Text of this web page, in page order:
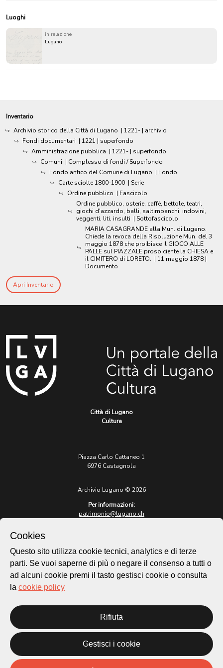
Luoghi
in relazione
Lugano
Inventario
Archivio storico della Città di Lugano | 1221- | archivio
Fondi documentari | 1221 | superfondo
Amministrazione pubblica | 1221- | superfondo
Comuni | Complesso di fondi / Superfondo
Fondo antico del Comune di Lugano | Fondo
Carte sciolte 1800-1900 | Serie
Ordine pubblico | Fascicolo
Ordine pubblico, osterie, caffè, bettole, teatri,
giochi d'azzardo, balli, saltimbanchi, indovini,
veggenti, liti, insulti | Sottofascicolo
MARIA CASAGRANDE alla Mun. di Lugano.
Chiede la revoca della Risoluzione Mun. del 3
maggio 1878 che proibisce il GIOCO ALLE
PALLE sul PIAZZALE prospiciente la CHIESA e
il CIMITERO di LORETO. | 11 maggio 1878 |
Documento
Apri Inventario
Città di Lugano
Cultura
Piazza Carlo Cattaneo 1
6976 Castagnola
Archivio Lugano © 2026
Per informazioni:
patrimonio@lugano.ch
lugano.ch
Cookie policy
Homepage
Temi
Mappa
Novità
Progetti
Cookies
Questo sito utilizza cookie tecnici, analytics e di terze
parti. Se vuoi saperne di più o negare il consenso a tutti o
ad alcuni cookie premi il tasto gestisci cookie o consulta
la cookie policy
Rifiuta
Gestisci i cookie